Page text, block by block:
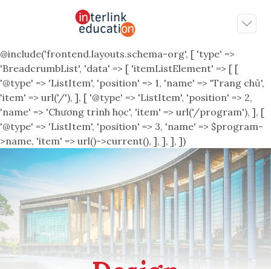
@include('frontend.layouts.schema-org', [ 'type' =>
'BreadcrumbList', 'data' => [ 'itemListElement' => [ [
'@type' => 'ListItem', 'position' => 1, 'name' => 'Trang chủ',
'item' => url('/'), ], [ '@type' => 'ListItem', 'position' => 2,
'name' => 'Chương trình học', 'item' => url('/program'), ], [
'@type' => 'ListItem', 'position' => 3, 'name' => $program-
>name, 'item' => url()->current(), ], ], ], ])